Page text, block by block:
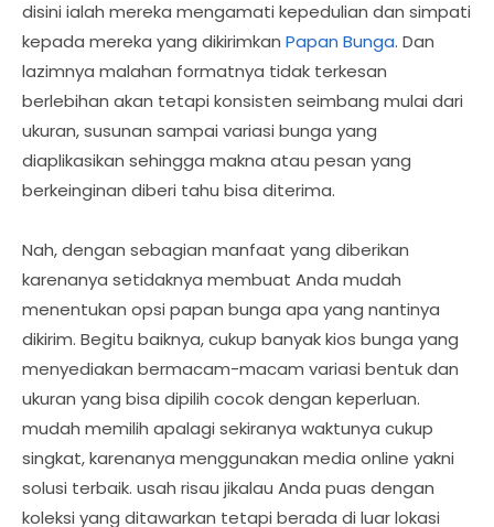
disini ialah mereka mengamati kepedulian dan simpati
kepada mereka yang dikirimkan Papan Bunga. Dan
lazimnya malahan formatnya tidak terkesan
berlebihan akan tetapi konsisten seimbang mulai dari
ukuran, susunan sampai variasi bunga yang
diaplikasikan sehingga makna atau pesan yang
berkeinginan diberi tahu bisa diterima.
Nah, dengan sebagian manfaat yang diberikan
karenanya setidaknya membuat Anda mudah
menentukan opsi papan bunga apa yang nantinya
dikirim. Begitu baiknya, cukup banyak kios bunga yang
menyediakan bermacam-macam variasi bentuk dan
ukuran yang bisa dipilih cocok dengan keperluan.
mudah memilih apalagi sekiranya waktunya cukup
singkat, karenanya menggunakan media online yakni
solusi terbaik. usah risau jikalau Anda puas dengan
koleksi yang ditawarkan tetapi berada di luar lokasi